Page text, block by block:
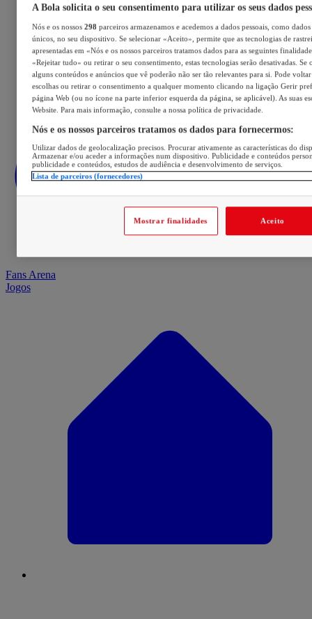
Fans Arena
Jogos
A Bola solicita o seu consentimento para utilizar os seus dados
Nós e os nossos 298 parceiros armazenamos e acedemos a dados pessoais, como
únicos, no seu dispositivo. Se selecionar «Aceito», permite que as tecnologias de
apresentadas em «Nós e os nossos parceiros tratamos dados para as seguintes
«Rejeitar tudo» ou retirar o seu consentimento, estas tecnologias serão desativadas. Se
alguns conteúdos e anúncios que vê poderão não ser tão relevantes para si. Pode voltar
escolhas ou retirar o consentimento a qualquer momento clicando na ligação Gerir
página Web (ou no ícone na parte inferior esquerda da página, se aplicável). As suas
Website. Para mais informação, consulte a nossa política de privacidade.
Nós e os nossos parceiros tratamos os dados para fornecermos:
Utilizar dados de geolocalização precisos. Procurar ativamente as características do
Armazenar e/ou aceder a informações num dispositivo. Publicidade e conteúdos
publicidade e conteúdos, estudos de audiência e desenvolvimento de serviços.
Lista de parceiros (fornecedores)
Mostrar finalidades Aceito